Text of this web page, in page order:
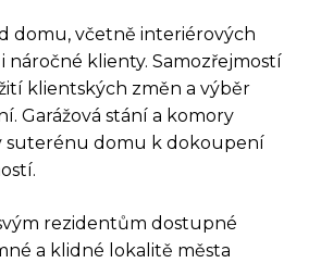
domu, včetně interiérových
náročné klienty. Samozřejmostí
klientských změn a výběr
Garážová stání a komory
suterénu domu k dokoupení
rezidentům dostupné
a klidné lokalitě města